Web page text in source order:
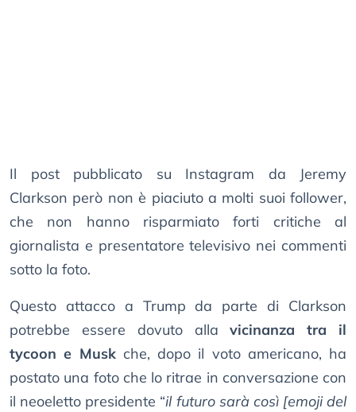
Il post pubblicato su Instagram da Jeremy
Clarkson però non è piaciuto a molti suoi follower,
che non hanno risparmiato forti critiche al
giornalista e presentatore televisivo nei commenti
sotto la foto.
Questo attacco a Trump da parte di Clarkson
potrebbe essere dovuto allavicinanza tra il
tycoon e Muskche, dopo il voto americano, ha
postato una foto che lo ritrae in conversazione con
il neoeletto presidente “il futuro sarà così [emoji del